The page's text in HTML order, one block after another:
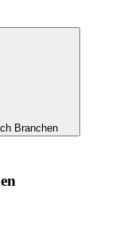
Branchen